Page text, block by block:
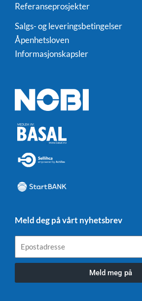
Referanseprosjekter
Salgs- og leveringsbetingelser
Åpenhetsloven
Informasjonskapsler
Meld deg på vårt nyhetsbrev
Meld meg på